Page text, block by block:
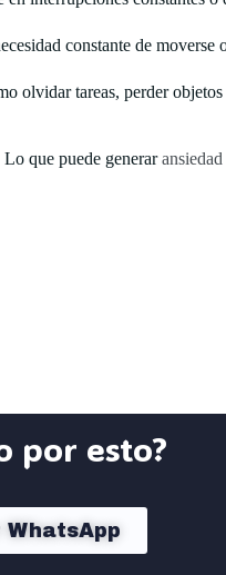
constante de moverse
olvidar tareas, perder
Lo que puede generar
por esto?